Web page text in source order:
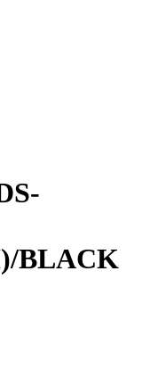
BLACK